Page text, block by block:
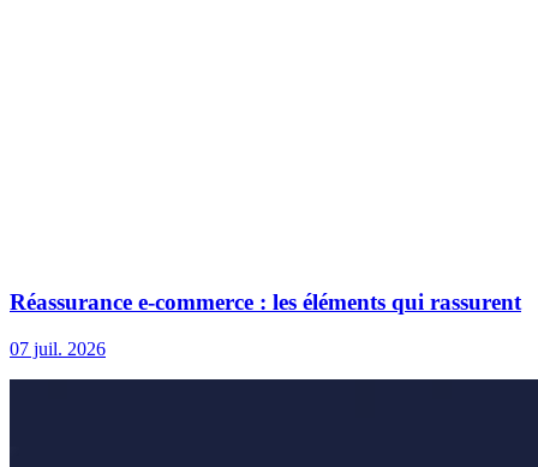
Réassurance e-commerce : les éléments qui rassurent
07 juil. 2026